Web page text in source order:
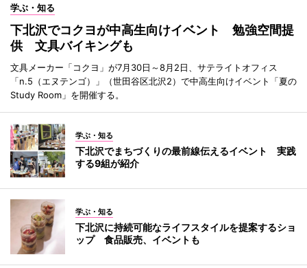
学ぶ・知る
下北沢でコクヨが中高生向けイベント 勉強空間提
供 文具バイキングも
文具メーカー「コクヨ」が7月30日～8月2日、サテライトオフィス
「n.5（エヌテンゴ）」（世田谷区北沢2）で中高生向けイベント「夏の
Study Room」を開催する。
学ぶ・知る
下北沢でまちづくりの最前線伝えるイベント 実践
する9組が紹介
学ぶ・知る
下北沢に持続可能なライフスタイルを提案するショ
ップ 食品販売、イベントも